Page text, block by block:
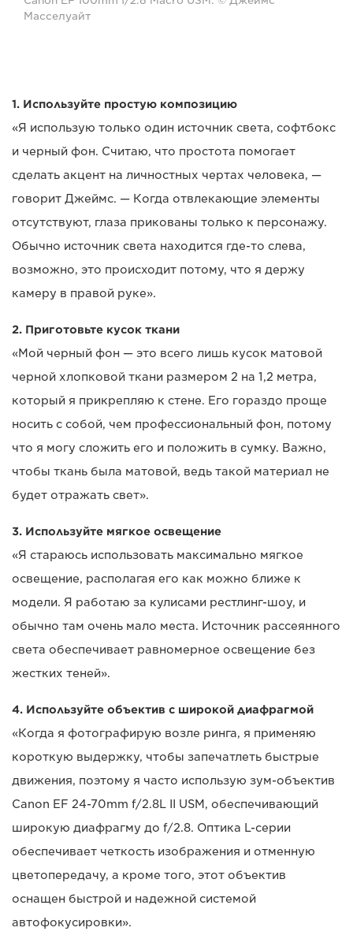
Масселуайт
1. Используйте простую композицию
«Я использую только один источник света, софтбокс
и черный фон. Считаю, что простота помогает
сделать акцент на личностных чертах человека, —
говорит Джеймс. — Когда отвлекающие элементы
отсутствуют, глаза прикованы только к персонажу.
Обычно источник света находится где-то слева,
возможно, это происходит потому, что я держу
камеру в правой руке».
2. Приготовьте кусок ткани
«Мой черный фон — это всего лишь кусок матовой
черной хлопковой ткани размером 2 на 1,2 метра,
который я прикрепляю к стене. Его гораздо проще
носить с собой, чем профессиональный фон, потому
что я могу сложить его и положить в сумку. Важно,
чтобы ткань была матовой, ведь такой материал не
будет отражать свет».
3. Используйте мягкое освещение
«Я стараюсь использовать максимально мягкое
освещение, располагая его как можно ближе к
модели. Я работаю за кулисами рестлинг-шоу, и
обычно там очень мало места. Источник рассеянного
света обеспечивает равномерное освещение без
жестких теней».
4. Используйте объектив с широкой диафрагмой
«Когда я фотографирую возле ринга, я применяю
короткую выдержку, чтобы запечатлеть быстрые
движения, поэтому я часто использую зум-объектив
Canon EF 24-70mm f/2.8L II USM, обеспечивающий
широкую диафрагму до f/2.8. Оптика L-серии
обеспечивает четкость изображения и отменную
цветопередачу, а кроме того, этот объектив
оснащен быстрой и надежной системой
автофокусировки».